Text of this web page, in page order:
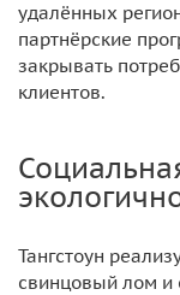
удалённых
партнёрские
закрывать
клиентов.
Тангстоун
свинцовый лом и